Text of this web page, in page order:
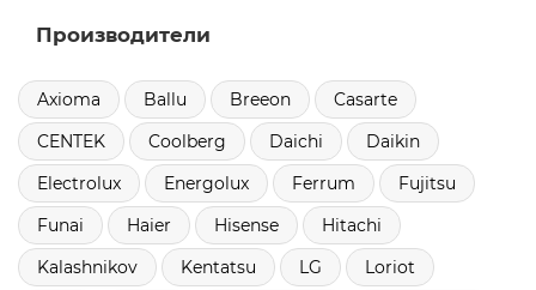
Производители
Axioma Ballu Breeon
Casarte
CENTEK
Coolberg Daichi
Daikin
Electrolux
Energolux Ferrum
Fujitsu
Funai
Haier Hisense
Hitachi
Kalashnikov
Kentatsu LG
Loriot